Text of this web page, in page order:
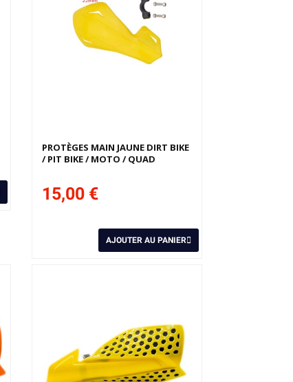
PROTÈGES MAIN JAUNE DIRT BIKE
/ PIT BIKE / MOTO / QUAD
15,00 €
AJOUTER AU PANIER